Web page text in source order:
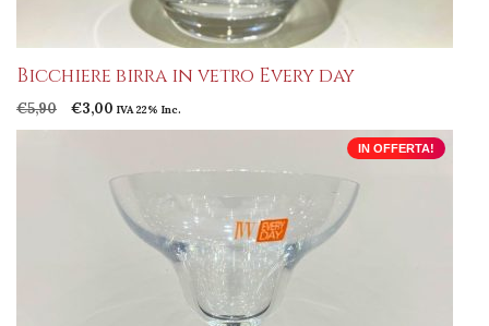
Bicchiere birra in vetro Every day
€5,90
Il
prezzo
€3,00 Il
prezzo
IVA 22% Inc.
IN OFFERTA!